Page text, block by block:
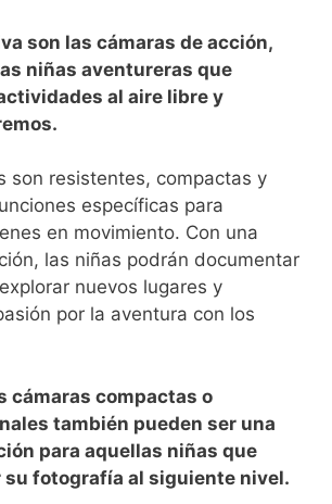
⁢son las⁢ cámaras de acción,
niñas aventureras que
al⁤ aire libre ⁤y
son resistentes, compactas y
específicas para
en movimiento. Con una
las niñas⁤ podrán documentar
nuevos lugares y
por la aventura con⁤ los​
cámaras compactas o
⁣también pueden ​ser una
para aquellas niñas que
su fotografía ⁣al siguiente nivel.